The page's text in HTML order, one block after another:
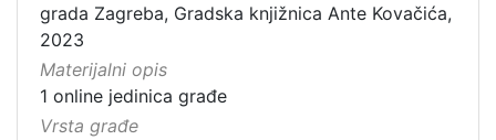
grada Zagreba, Gradska knjižnica Ante Kovačića,
2023
Materijalni opis
1 online jedinica građe
Vrsta građe